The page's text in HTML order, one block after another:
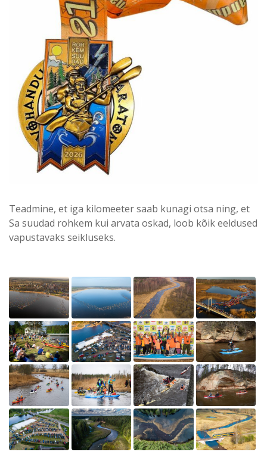
Teadmine, et iga kilomeeter saab kunagi otsa ning, et
Sa suudad rohkem kui arvata oskad, loob kõik eeldused
vapustavaks seikluseks.